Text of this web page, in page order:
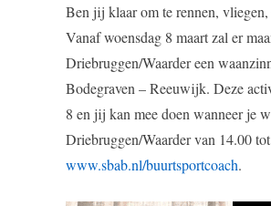
Ben jij klaar om te rennen,
Vanaf woensdag 8 maart zal er
Driebruggen/Waarder een
Bodegraven – Reeuwijk. Deze
8 en jij kan mee doen wanneer je
Driebruggen/Waarder van 14.00
www.sbab.nl/buurtsportcoach.